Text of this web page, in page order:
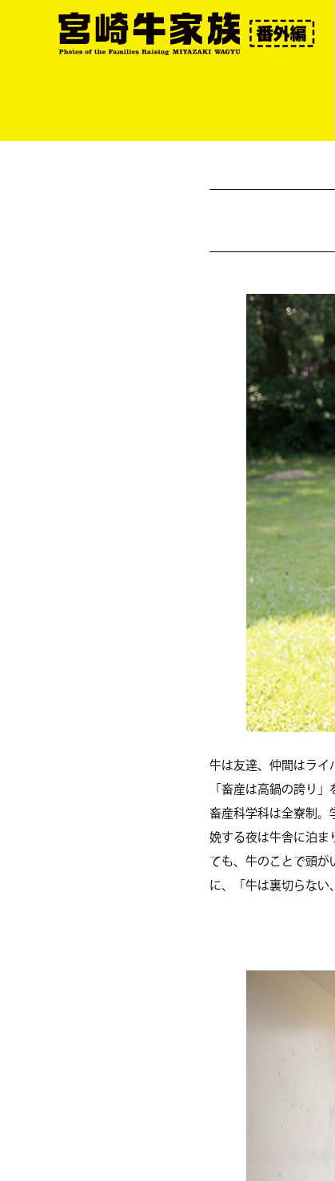
牛は友達、仲間はライ
「畜産は高鍋の誇り
畜産科学科は全寮制。
娩する夜は牛舎に泊ま
ても、牛のことで頭が
に、「牛は裏切らない